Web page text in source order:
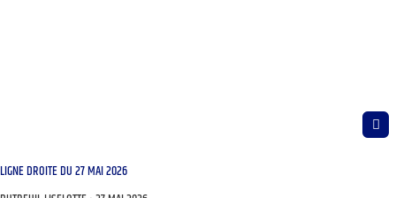
LIGNE DROITE DU 27 MAI 2026